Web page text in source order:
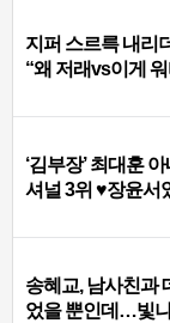
지퍼 스르륵 내리
“왜 저래vs이게
‘김부장’ 최대훈
셔널 3위 ♥장윤서
송혜교, 남사친과
었을 뿐인데…빛